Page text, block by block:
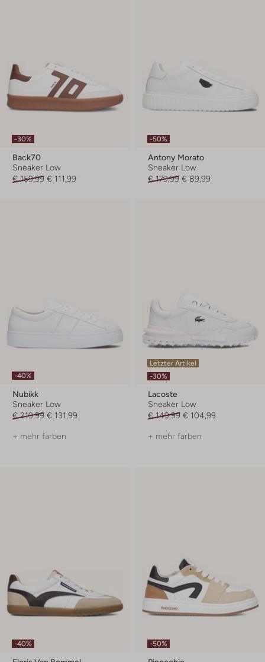
-30%
Back70
Sneaker Low
€ 159,99 € 111,99
-50%
Antony Morato
Sneaker Low
€ 179,99 € 89,99
-40%
Nubikk
Sneaker Low
€ 219,99 € 131,99
+ mehr farben
Letzter Artikel
-30%
Lacoste
Sneaker Low
€ 149,99 € 104,99
+ mehr farben
-40% -50%